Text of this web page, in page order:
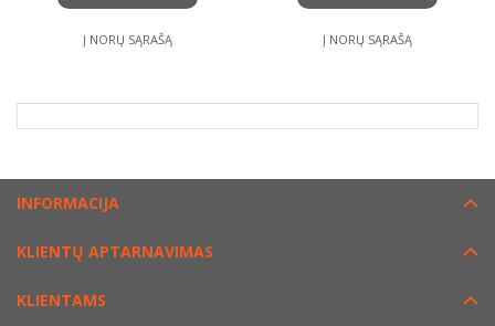
Į NORŲ SĄRAŠĄ Į NORŲ SĄRAŠĄ
INFORMACIJA
KLIENTŲ APTARNAVIMAS
KLIENTAMS